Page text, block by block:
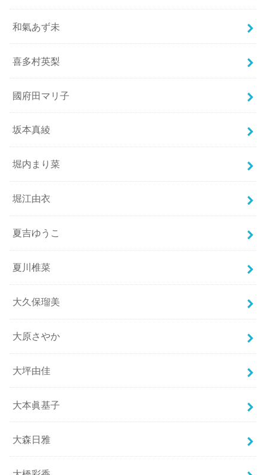
和氣あず未
喜多村英梨
國府田マリ子
坂本真綾
堀内まり菜
堀江由衣
夏吉ゆうこ
夏川椎菜
大久保瑠美
大原さやか
大坪由佳
大本眞基子
大森日雅